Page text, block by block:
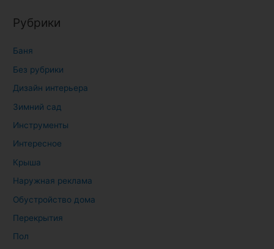
т
:
Рубрики
Баня
Без рубрики
Дизайн интерьера
Зимний сад
Инструменты
Интересное
Крыша
Наружная реклама
Обустройство дома
Перекрытия
Пол